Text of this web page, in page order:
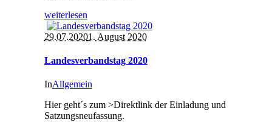
weiterlesen
29.07.20201. August 2020
Landesverbandstag 2020
InAllgemein
Hier geht´s zum >Direktlink der Einladung und
Satzungsneufassung.